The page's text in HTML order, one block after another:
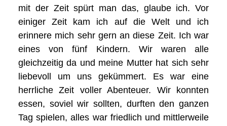
mit der Zeit spürt man das, glaube ich. Vor
einiger Zeit kam ich auf die Welt und ich
erinnere mich sehr gern an diese Zeit. Ich war
eines von fünf Kindern. Wir waren alle
gleichzeitig da und meine Mutter hat sich sehr
liebevoll um uns gekümmert. Es war eine
herrliche Zeit voller Abenteuer. Wir konnten
essen, soviel wir sollten, durften den ganzen
Tag spielen, alles war friedlich und mittlerweile